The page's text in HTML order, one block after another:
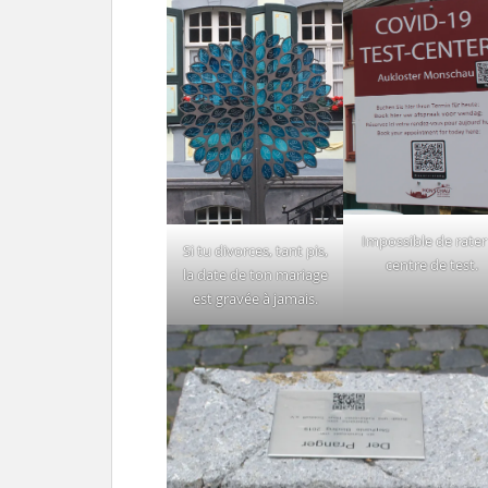
Si tu divorces, tant pis,
la date de ton mariage
est gravée à jamais.
Impossible de
centre de test.